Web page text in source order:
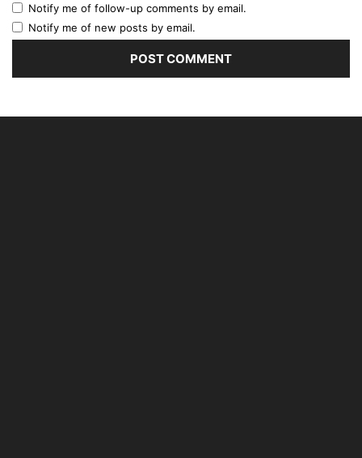
Notify me of follow-up comments by email.
Notify me of new posts by email.